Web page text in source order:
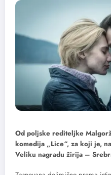
Od poljske rediteljke
komedija „Lice“, za koji je,
Veliku nagradu žirija –